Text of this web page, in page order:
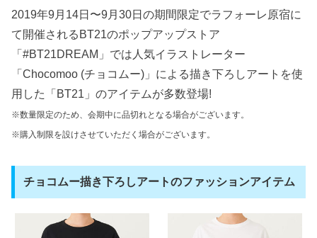
2019年9月14日〜9月30日の期間限定でラフォーレ原宿に
て開催されるBT21のポップアップストア
「#BT21DREAM」では人気イラストレーター
「Chocomoo (チョコムー)」による描き下ろしアートを使
用した「BT21」のアイテムが多数登場!
※数量限定のため、会期中に品切れとなる場合がございます。
※購入制限を設けさせていただく場合がございます。
チョコムー描き下ろしアートのファッションアイテム